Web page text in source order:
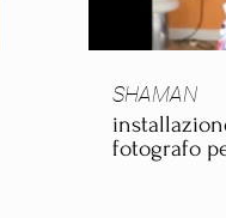
SHAMAN
fotografo